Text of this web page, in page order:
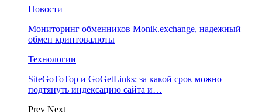
Новости
Мониторинг обменников Monik.exchange, надежный
обмен криптовалюты
Технологии
SiteGoToTop и GoGetLinks: за какой срок можно
подтянуть индексацию сайта и…
Prev Next